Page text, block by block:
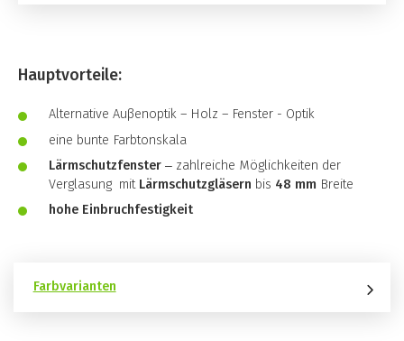
Hauptvorteile:
Alternative Auβenoptik – Holz – Fenster - Optik
eine bunte Farbtonskala
Lärmschutzfenster ‒ zahlreiche Möglichkeiten der
Verglasung mit Lärmschutzgläsern bis 48 mm Breite
hohe Einbruchfestigkeit
Farbvarianten